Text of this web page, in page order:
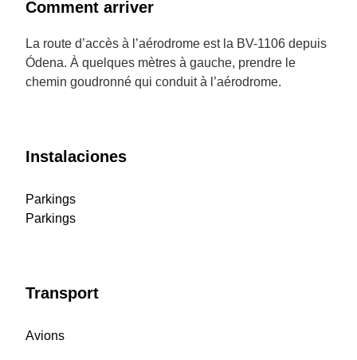
Comment arriver
La route d’accès à l’aérodrome est la BV-1106 depuis
Ódena. À quelques mètres à gauche, prendre le
chemin goudronné qui conduit à l’aérodrome.
Instalaciones
Parkings
Parkings
Transport
Avions